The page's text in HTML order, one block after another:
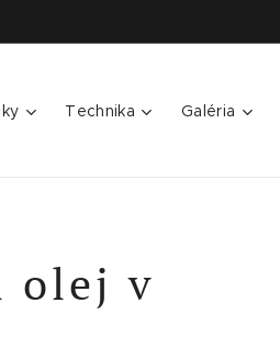
Technika Galéria
olej v